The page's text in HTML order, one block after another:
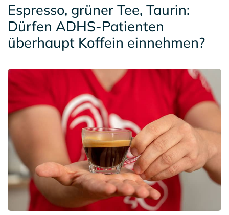
Espresso, grüner Tee, Taurin:
Dürfen ADHS-Patienten
überhaupt Koffein einnehmen?